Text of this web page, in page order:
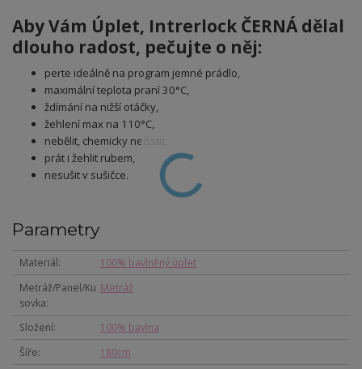
Aby Vám Úplet, Intrerlock ČERNÁ dělal
dlouho radost, pečujte o něj:
perte ideálně na program jemné prádlo,
maximální teplota praní 30°C,
ždímání na nižší otáčky,
žehlení max na 110°C,
nebělit, chemicky nečistit,
prát i žehlit rubem,
nesušit v sušičce.
Parametry
Materiál
100% bavlněný úplet
Metráž/Panel/Ku
sovka
Metráž
Složení
100% bavlna
Šíře
180cm